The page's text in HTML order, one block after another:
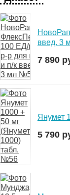
введ. 3
7 890
Янумет
5 790